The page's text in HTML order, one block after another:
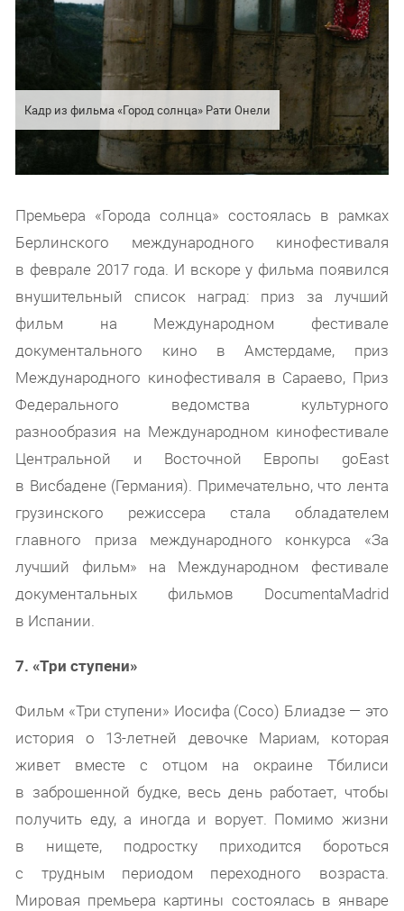
Кадр из фильма «Город солнца» Рати Онели
Премьера «Города солнца» состоялась в рамках
Берлинского международного кинофестиваля
в феврале 2017 года. И вскоре у фильма появился
внушительный список наград: приз за лучший
фильм на Международном фестивале
документального кино в Амстердаме, приз
Международного кинофестиваля в Сараево, Приз
Федерального ведомства культурного
разнообразия на Международном кинофестивале
Центральной и Восточной Европы goEast
в Висбадене (Германия). Примечательно, что лента
грузинского режиссера стала обладателем
главного приза международного конкурса «За
лучший фильм» на Международном фестивале
документальных фильмов DocumentaMadrid
в Испании.
7. «Три ступени»
Фильм «Три ступени» Иосифа (Сосо) Блиадзе — это
история о 13-летней девочке Мариам, которая
живет вместе с отцом на окраине Тбилиси
в заброшенной будке, весь день работает, чтобы
получить еду, а иногда и ворует. Помимо жизни
в нищете, подростку приходится бороться
с трудным периодом переходного возраста.
Мировая премьера картины состоялась в январе